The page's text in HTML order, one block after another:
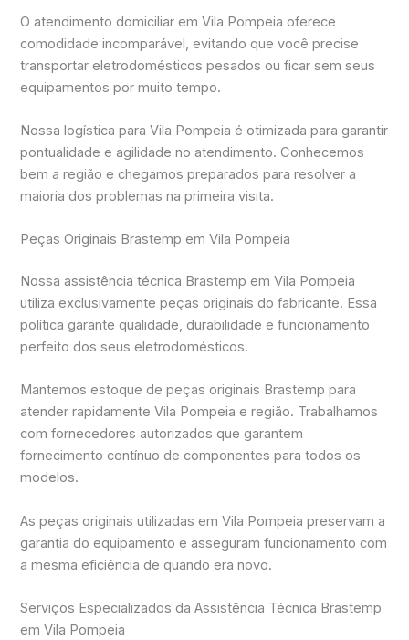
O atendimento domiciliar em Vila Pompeia oferece
comodidade incomparável, evitando que você precise
transportar eletrodomésticos pesados ou ficar sem seus
equipamentos por muito tempo.
Nossa logística para Vila Pompeia é otimizada para garantir
pontualidade e agilidade no atendimento. Conhecemos
bem a região e chegamos preparados para resolver a
maioria dos problemas na primeira visita.
Peças Originais Brastemp em Vila Pompeia
Nossa assistência técnica Brastemp em Vila Pompeia
utiliza exclusivamente peças originais do fabricante. Essa
política garante qualidade, durabilidade e funcionamento
perfeito dos seus eletrodomésticos.
Mantemos estoque de peças originais Brastemp para
atender rapidamente Vila Pompeia e região. Trabalhamos
com fornecedores autorizados que garantem
fornecimento contínuo de componentes para todos os
modelos.
As peças originais utilizadas em Vila Pompeia preservam a
garantia do equipamento e asseguram funcionamento com
a mesma eficiência de quando era novo.
Serviços Especializados da Assistência Técnica Brastemp
em Vila Pompeia